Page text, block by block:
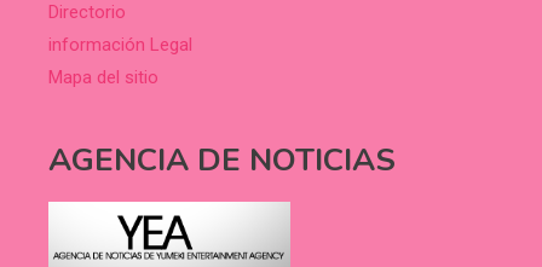
Directorio
información Legal
Mapa del sitio
AGENCIA DE NOTICIAS